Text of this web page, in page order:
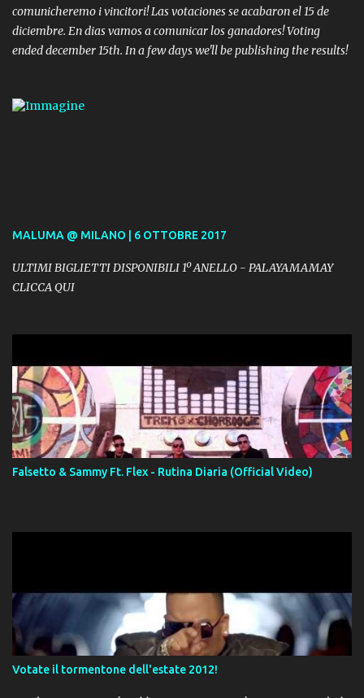
comunicheremo i vincitori! Las votaciones se acabaron el 15 de
diciembre. En dias vamos a comunicar los ganadores! Voting
ended december 15th. In a few days we'll be publishing the results!
MALUMA @ MILANO | 6 OTTOBRE 2017
ULTIMI BIGLIETTI DISPONIBILI 1º ANELLO - PALAYAMAMAY
CLICCA QUI
Falsetto & Sammy Ft. Flex - Rutina Diaria (Official Video)
Votate il tormentone dell'estate 2012!